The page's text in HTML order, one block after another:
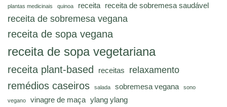
plantas medicinais quinoa receita receita de sobremesa saudável
receita de sobremesa vegana
receita de sopa vegana
receita de sopa vegetariana
receita plant-based receitas relaxamento
remédios caseiros salada sobremesa vegana sono
vegano vinagre de maça ylang ylang